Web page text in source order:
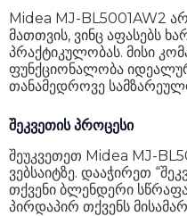
Midea MJ-BL5001AW2
მათთვის, ვინც აფასებს
პრაქტიკულობას. მისი
ფუნქციონალობა
თანამედროვე
შეკვეთის პროცესი
შეუკვეთეთ Midea MJ-
ვებსაიტზე. დააჭირეთ
თქვენი ბლენდერი
პირდაპირ თქვენს